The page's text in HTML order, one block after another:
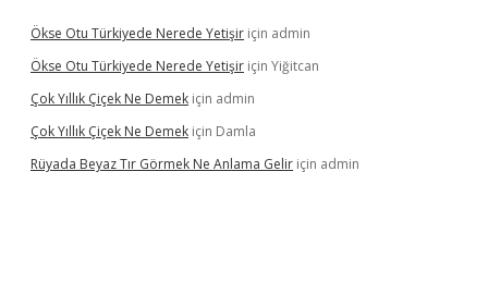
Ökse Otu Türkiyede Nerede Yetişir için admin
Ökse Otu Türkiyede Nerede Yetişir için Yiğitcan
Çok Yıllık Çiçek Ne Demek için admin
Çok Yıllık Çiçek Ne Demek için Damla
Rüyada Beyaz Tır Görmek Ne Anlama Gelir için admin